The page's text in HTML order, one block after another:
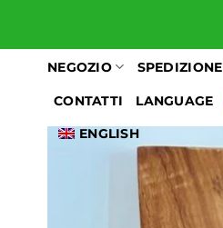
NEGOZIO SPEDIZIONE
CONTATTI LANGUAGE
ENGLISH